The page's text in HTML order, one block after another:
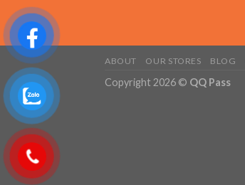
ABOUT OUR STORES BLOG
Copyright 2026 © QQ Pass